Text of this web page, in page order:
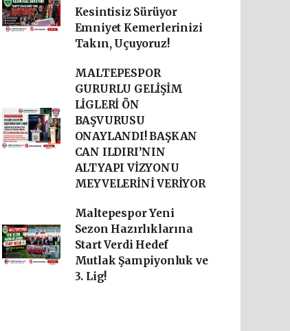
Kesintisiz Sürüyor
Emniyet Kemerlerinizi
Takın, Uçuyoruz!
MALTEPESPOR
GURURLU GELİŞİM
LİGLERİ ÖN
BAŞVURUSU
ONAYLANDI! BAŞKAN
CAN ILDIRI’NIN
ALTYAPI VİZYONU
MEYVELERİNİ VERİYOR
Maltepespor Yeni
Sezon Hazırlıklarına
Start Verdi Hedef
Mutlak Şampiyonluk ve
3. Lig!